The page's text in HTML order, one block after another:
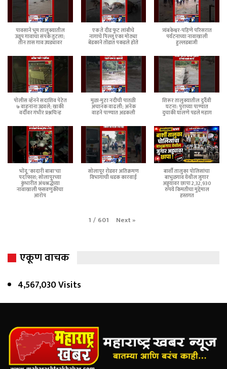
पावसाने भूम तालुक्यातील
उळूप गावाचा संपर्क तुटला;
तीन तास गाव उघड्यावर
एक ते दीड फूट लांबीचे
नागाचे पिल्लू एका मोठ्या
बेडकाने तोंडात पकडले होते
त्र्यंबकेश्वर-पहिणे परिसरात
पर्यटनाच्या नावाखाली
हुल्लडबाजी
पोलीस व्हॅनने सदाशिव पेठेत
७ वाहनांना उडवले; खाकी
वर्दीवर गंभीर प्रश्नचिन्ह
मुळा-मुठा नदीची पातळी
अचानक वाढली; अनेक
वाहने पाण्यात अडकली
शिरूर तालुक्यातील दुर्दैवी
घटना: पुराच्या पाण्यात
दुचाकी घालणे पडले महाग
भोंदू 'कादारी बाबा'चा
पर्दाफाश; सोलापूरच्या
कुंभारीत अंधश्रद्धेच्या
नावाखाली फसवणुकीचा
आरोप
सोलापूर रोडवर अतिक्रमण
विभागाची धडक कारवाई
बार्शी तालुका पोलिसांचा
बाभुळगाव येथील जुगार
अड्ड्यावर छापा 2,32,930
रुपये किमतीचा मुद्देमाल
हस्तगत
1 / 601 Next»
एकूण वाचक
4,567,030 Visits